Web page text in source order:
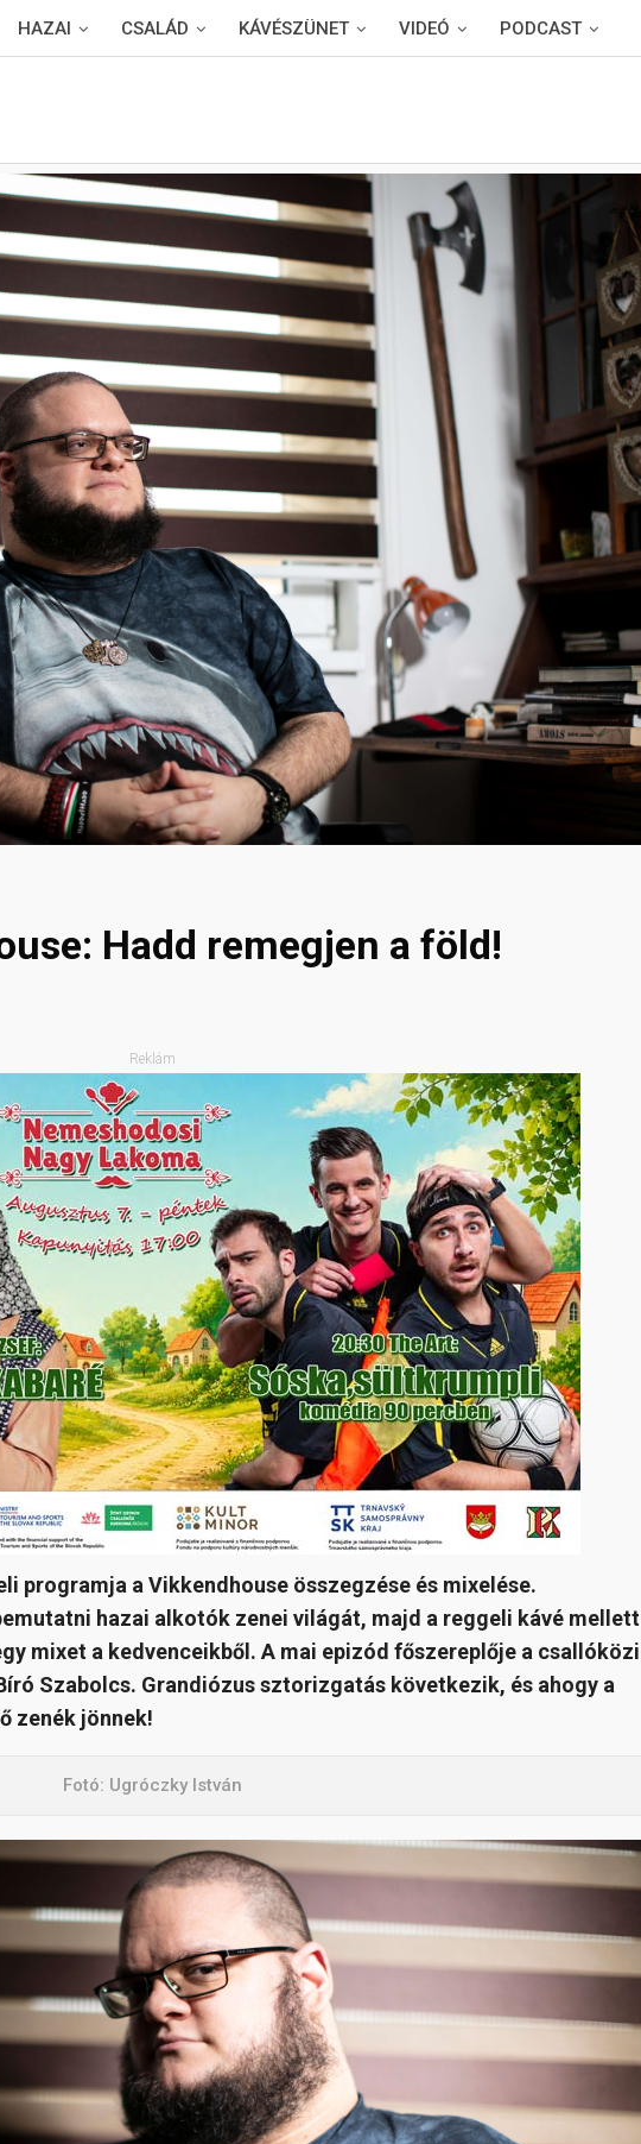
HAZAI CSALÁD KÁVÉSZÜNET VIDEÓ PODCAST
Hadd remegjen a föld!
Reklám
programja a Vikkendhouse összegzése és mixelése.
hazai alkotók zenei világát, majd a reggeli kávé mellett
mixet a kedvenceikből. A mai epizód főszereplője a csallóközi
Szabolcs. Grandiózus sztorizgatás következik, és ahogy a
zenék jönnek!
Fotó: Ugróczky István